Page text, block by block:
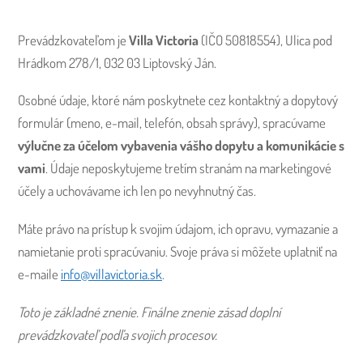
Prevádzkovateľom jeVilla Victoria(IČO 50818554), Ulica pod
Hrádkom 278/1, 032 03 Liptovský Ján.
Osobné údaje, ktoré nám poskytnete cez kontaktný a dopytový
formulár (meno, e-mail, telefón, obsah správy), spracúvame
výlučne za účelom vybavenia vášho dopytu a komunikácie s
vami. Údaje neposkytujeme tretím stranám na marketingové
účely a uchovávame ich len po nevyhnutný čas.
Máte právo na prístup k svojim údajom, ich opravu, vymazanie a
namietanie proti spracúvaniu. Svoje práva si môžete uplatniť na
e-maile info@villavictoria.sk.
Toto je základné znenie. Finálne znenie zásad doplní
prevádzkovateľ podľa svojich procesov.